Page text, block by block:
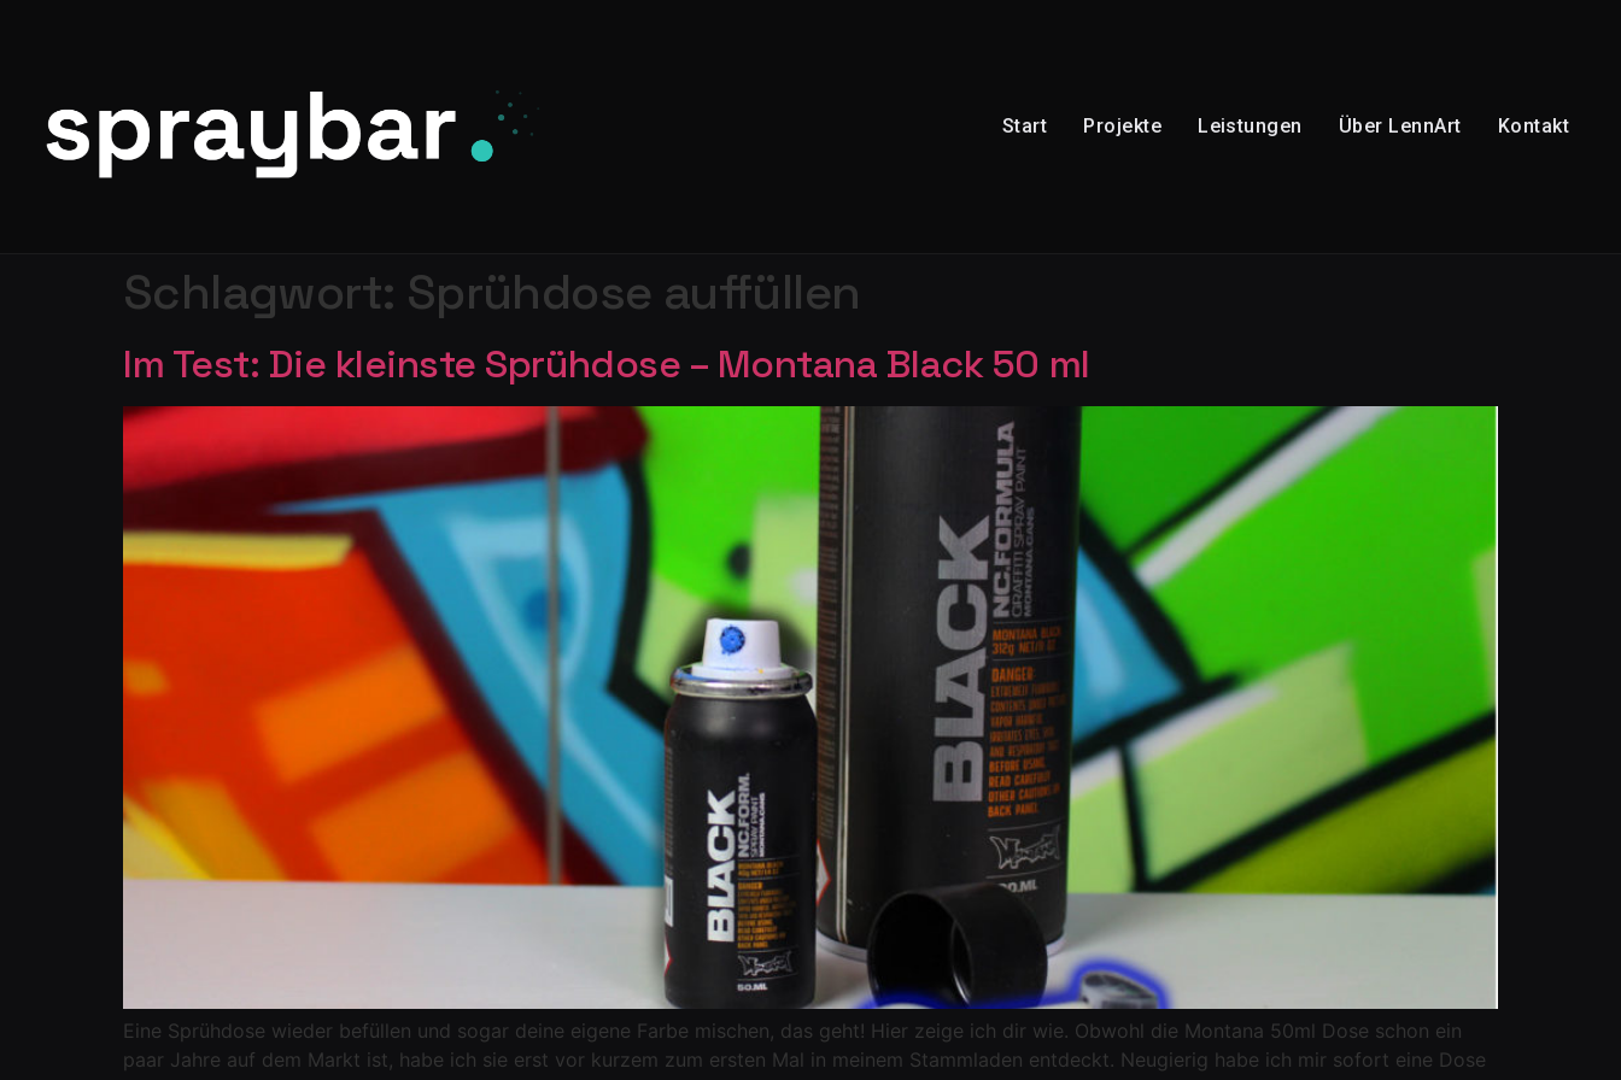
Start Projekte Leistungen Über LennArt Kontakt
Schlagwort: Sprühdose auffüllen
Im Test: Die kleinste Sprühdose – Montana Black 50 ml
Eine Sprühdose wieder befüllen und sogar deine eigene Farbe mischen, das geht! Hier zeige ich dir wie. Obwohl die Montana 50ml Dose schon ein
paar Jahre auf dem Markt ist, habe ich sie erst vor kurzem zum ersten Mal in meinem Stammladen entdeckt. Neugierig habe ich mir sofort eine Dose